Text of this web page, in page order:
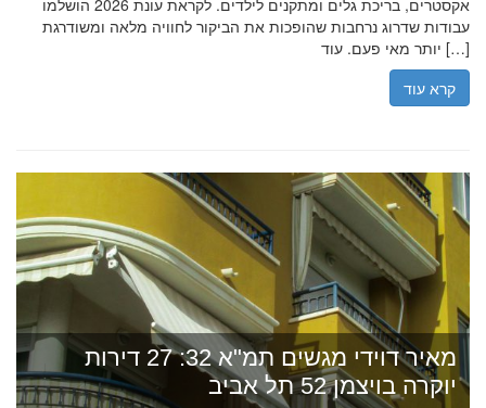
אקסטרים, בריכת גלים ומתקנים לילדים. לקראת עונת 2026 הושלמו
עבודות שדרוג נרחבות שהופכות את הביקור לחוויה מלאה ומשודרגת
יותר מאי פעם. עוד […]
קרא עוד
מאיר דוידי מגשים תמ"א 32: 27 דירות
יוקרה בויצמן 52 תל אביב